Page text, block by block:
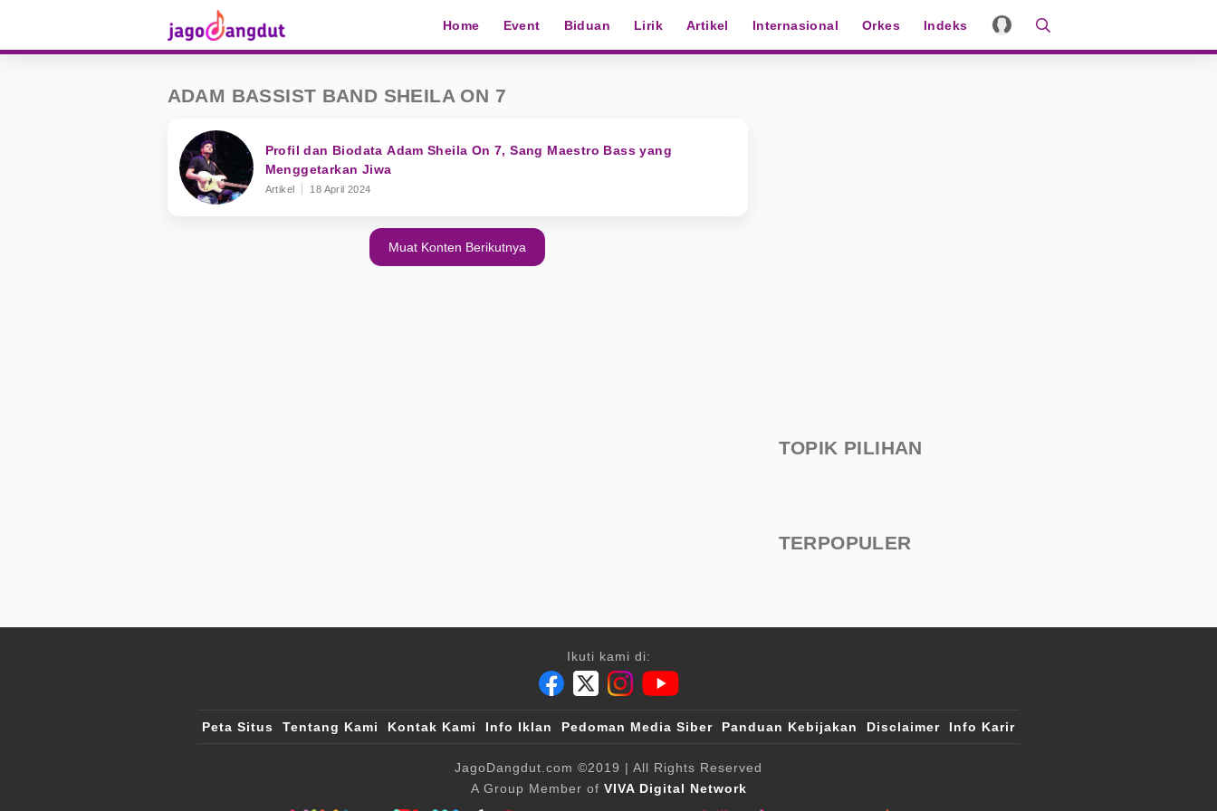
Home Event Biduan Lirik Artikel Internasional Orkes Indeks
ADAM BASSIST BAND SHEILA ON 7
Profil dan Biodata Adam Sheila On 7, Sang Maestro Bass yang
Menggetarkan Jiwa
Artikel 18 April 2024
Muat Konten Berikutnya
TOPIK PILIHAN
TERPOPULER
Ikuti kami di:
Peta Situs Tentang Kami Kontak Kami Info Iklan Pedoman Media Siber Panduan Kebijakan Disclaimer Info Karir
JagoDangdut.com ©2019 | All Rights Reserved
A Group Member of VIVA Digital Network